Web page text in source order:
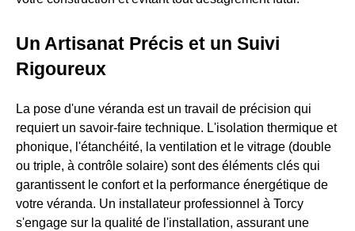
Un Artisanat Précis et un Suivi
Rigoureux
La pose d'une véranda est un travail de précision qui
requiert un savoir-faire technique. L'isolation thermique et
phonique, l'étanchéité, la ventilation et le vitrage (double
ou triple, à contrôle solaire) sont des éléments clés qui
garantissent le confort et la performance énergétique de
votre véranda. Un installateur professionnel à Torcy
s'engage sur la qualité de l'installation, assurant une